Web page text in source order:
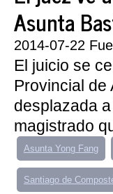
Asunta
2014-07-22
El juicio se
Provincial de
desplazada
magistrado
Asunta Yong Fang
Santiago de